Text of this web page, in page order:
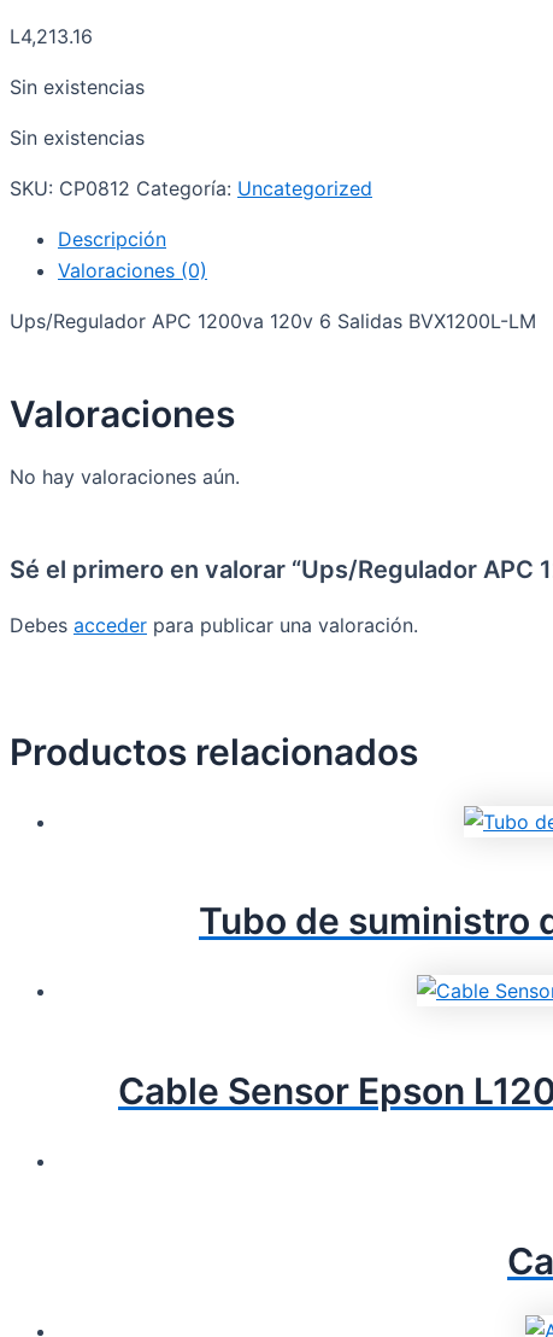
L4,213.16
Sin existencias
Sin existencias
SKU: CP0812 Categoría: Uncategorized
Descripción
Valoraciones (0)
Ups/Regulador APC 1200va 120v 6 Salidas BVX1200L-LM
Valoraciones
No hay valoraciones aún.
Sé el primero en valorar “Ups/Regulador APC
Debes acceder para publicar una valoración.
Productos relacionados
Tubo de suministro
Cable Sensor Epson